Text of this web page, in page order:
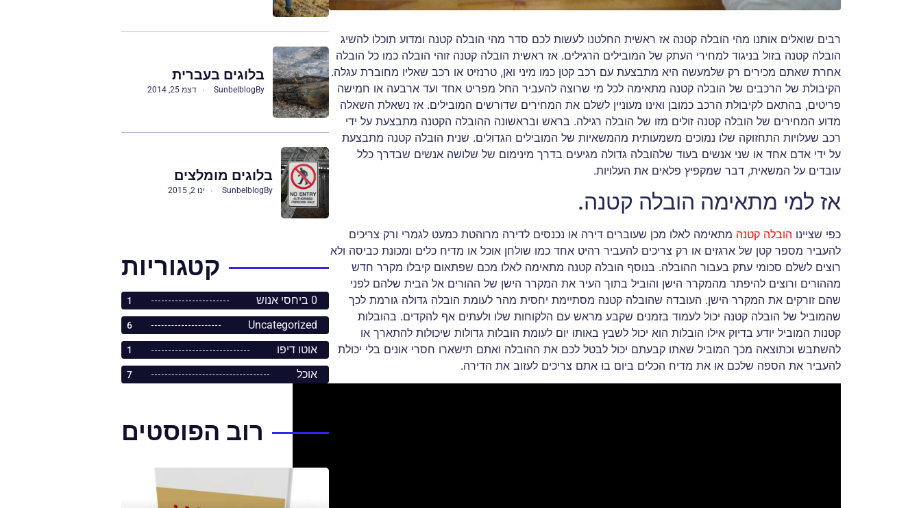
רבים שואלים אותנו מהי הובלה קטנה אז ראשית החלטנו לעשות לכם סדר מהי הובלה קטנה ומדוע תוכלו להשיג
הובלה קטנה בזול בניגוד למחירי העתק של המובילים הרגילים. אז ראשית הובלה קטנה זוהי הובלה כמו כל הובלה
אחרת שאתם מכירים רק שלמעשה היא מתבצעת עם רכב קטן כמו מיני ואן, טרנזיט או רכב שאליו מחוברת עגלה.
הקיבולת של הרכבים של הובלה קטנה מתאימה לכל מי שרוצה להעביר החל מפריט אחד ועד ארבעה או חמישה
פריטים, בהתאם לקיבולת הרכב כמובן ואינו מעוניין לשלם את המחירים שדורשים המובילים. אז נשאלת השאלה
מדוע המחירים של הובלה קטנה זולים מזו של הובלה רגילה. בראש ובראשונה ההובלה הקטנה מתבצעת על ידי
רכב שעלויות התחזוקה שלו נמוכים משמעותית מהמשאיות של המובילים הגדולים. שנית הובלה קטנה מתבצעת
על ידי אדם אחד או שני אנשים בעוד שלהובלה גדולה מגיעים בדרך מינימום של שלושה אנשים שבדרך כלל
עובדים על המשאית, דבר שמקפיץ פלאים את העלויות.
אז למי מתאימה הובלה קטנה.
כפי שציינו הובלה קטנה מתאימה לאלו מכן שעוברים דירה או נכנסים לדירה מרוהטת כמעט לגמרי ורק צריכים
להעביר מספר קטן של ארגזים או רק צריכים להעביר רהיט אחד כמו שולחן אוכל או מדיח כלים ומכונת כביסה ולא
רוצים לשלם סכומי עתק בעבור ההובלה. בנוסף הובלה קטנה מתאימה לאלו מכם שפתאום קיבלו מקרר חדש
מההורים ורוצים להיפתר מהמקרר הישן והוביל בתוך העיר את המקרר הישן של ההורים אל הבית שלהם לפני
שהם זורקים את המקרר הישן. העובדה שהובלה קטנה מסתיימת יחסית מהר לעומת הובלה גדולה גורמת לכך
שהמוביל של הובלה קטנה יכול לעמוד בזמנים שקבע מראש עם הלקוחות שלו ולעתים אף להקדים. בהובלות
קטנות המוביל יודע בדיוק אילו הובלות הוא יכול לשבץ באותו יום לעומת הובלות גדולות שיכולות להתארך או
להשתבש וכתוצאה מכך המוביל שאתו קבעתם יכול לבטל לכם את ההובלה ואתם תישארו חסרי אונים בלי יכולת
להעביר את הספה שלכם או את מדיח הכלים ביום בו אתם צריכים לעזוב את הדירה.
בלוגים בעברית
By
Sunbelblog דצמ 25, 2014
בלוגים מומלצים
By
Sunbelblog ינו 2, 2015
קטגוריות
0 ביחסי אנוש 1
Uncategorized
6
אוטו דיפו 1
אוכל 7
רוב הפוסטים